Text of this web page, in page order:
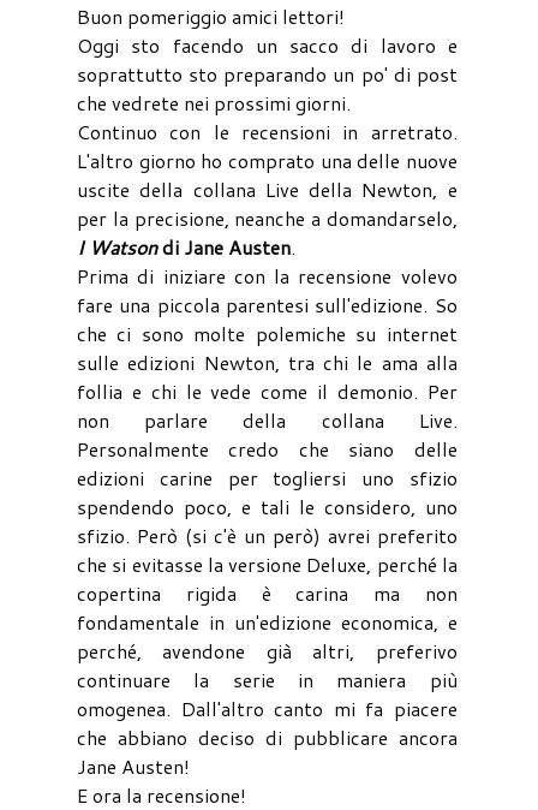
Buon pomeriggio amici lettori!
Oggi sto facendo un sacco di lavoro e
soprattutto sto preparando un po' di post
che vedrete nei prossimi giorni.
Continuo con le recensioni in arretrato.
L'altro giorno ho comprato una delle nuove
uscite della collana Live della Newton, e
per la precisione, neanche a domandarselo,
I Watsondi Jane Austen.
Prima di iniziare con la recensione volevo
fare una piccola parentesi sull'edizione. So
che ci sono molte polemiche su internet
sulle edizioni Newton, tra chi le ama alla
follia e chi le vede come il demonio. Per
non parlare della collana Live.
Personalmente credo che siano delle
edizioni carine per togliersi uno sfizio
spendendo poco, e tali le considero, uno
sfizio. Però (si c'è un però) avrei preferito
che si evitasse la versione Deluxe, perché la
copertina rigida è carina ma non
fondamentale in un'edizione economica, e
perché, avendone già altri, preferivo
continuare la serie in maniera più
omogenea. Dall'altro canto mi fa piacere
che abbiano deciso di pubblicare ancora
Jane Austen!
E ora la recensione!